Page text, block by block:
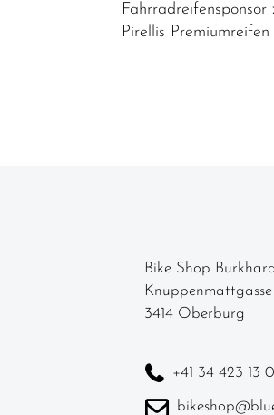
Pirellis Premiumreifen
Bike Shop
3414 Oberburg
+41 34 423 13